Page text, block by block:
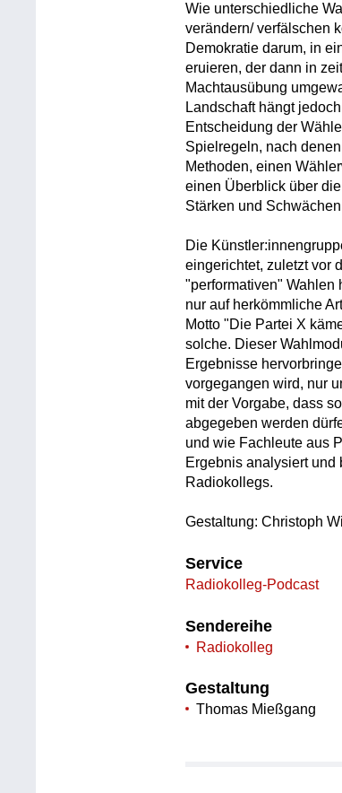
Wie unterschiedliche
verändern/ verfälschen
Demokratie darum, in
eruieren, der dann in
Machtausübung
Landschaft hängt
Entscheidung der
Spielregeln, nach
Methoden, einen
einen Überblick über
Stärken und
Die
eingerichtet, zuletzt vor
"performativen" Wahlen
nur auf herkömmliche
Motto "Die Partei X
solche. Dieser
Ergebnisse
vorgegangen wird, nur
mit der Vorgabe, dass
abgegeben werden
und wie Fachleute aus
Ergebnis analysiert und
Radiokollegs.
Gestaltung: Christoph
Service
Radiokolleg-Podcast
Sendereihe
Radiokolleg
Gestaltung
Thomas Mießgang